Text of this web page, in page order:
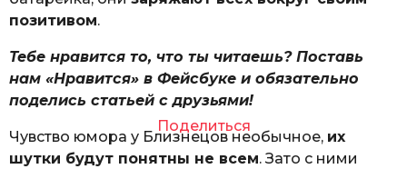
позитивом.
Тебе нравится то, что ты читаешь? Поставь
нам «Нравится» в Фейсбуке и обязательно
поделись статьей с друзьями!
Поделиться
Чувство юмора у Близнецов необычное, их
шутки будут понятны не всем. Зато с ними